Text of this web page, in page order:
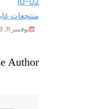
منتجعات
نوفمبر 11, 2023
Author